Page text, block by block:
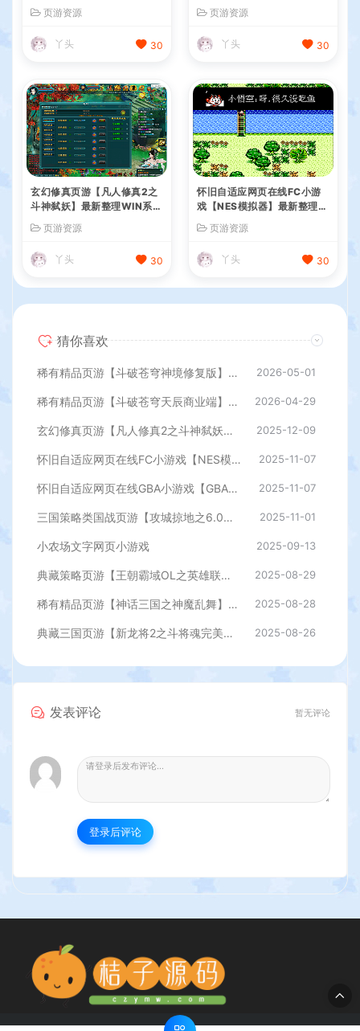
+管理后台+详细搭建教程
页游资源
丫头 30
+管理后台+详细搭建教程
页游资源
丫头 30
玄幻修真页游【凡人修真2之
斗神弑妖】最新整理WIN系服
务端+GM工具+详细搭建教程
+外网教程
页游资源
丫头 30
怀旧自适应网页在线FC小游
戏【NES模拟器】最新整理W
IN系服务端+Linux手工服务
端+管理后台+支持手柄+存档
页游资源
丫头 30
猜你喜欢
稀有精品页游【斗破苍穹神境修复版】最新整理单机一键即玩镜像端+Linux手工服务端+管理后台+详细搭建教程 2026-05-01
稀有精品页游【斗破苍穹天辰商业端】最新整理单机一键即玩镜像端+Linux手工服务端+管理后台+详细搭建教程 2026-04-29
玄幻修真页游【凡人修真2之斗神弑妖】最新整理WIN系服务端+GM工具+详细搭建教程+外网教程 2025-12-09
怀旧自适应网页在线FC小游戏【NES模拟器】最新整理WIN系服务端+Linux手工服务端+管理后台+支持手柄+存档 2025-11-07
怀旧自适应网页在线GBA小游戏【GBA模拟器】最新整理WIN系服务端+Linux手工服务端+管理后台+支持手柄+存档 2025-11-07
三国策略类国战页游【攻城掠地之6.0东吴大帝版】最新整理WIN系服务端+管理后台+详细外网教程 2025-11-01
小农场文字网页小游戏 2025-09-13
典藏策略页游【王朝霸域OL之英雄联盟】最新整理单机一键即玩镜像端+Linux手工服务端+充值后台+详细外网搭建教程 2025-08-29
稀有精品页游【神话三国之神魔乱舞】最新整理Win一键服务端+货币充值教程+假人播报+详细外网搭建教程 2025-08-28
典藏三国页游【新龙将2之斗将魂完美双绝四圣版】最新整理Win一键服务端+开区教程+加武将教程+充值教程+详细外网搭建教程 2025-08-26
发表评论 暂无评论
登录后评论